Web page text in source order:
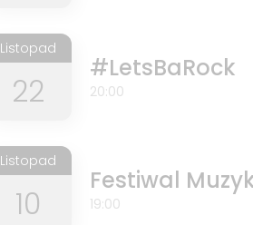
Listopad
22
#LetsBaRock
20:00
Listopad
10
Festiwal
19:00